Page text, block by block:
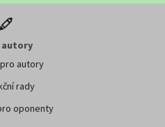
autory
autory
rady
oponenty